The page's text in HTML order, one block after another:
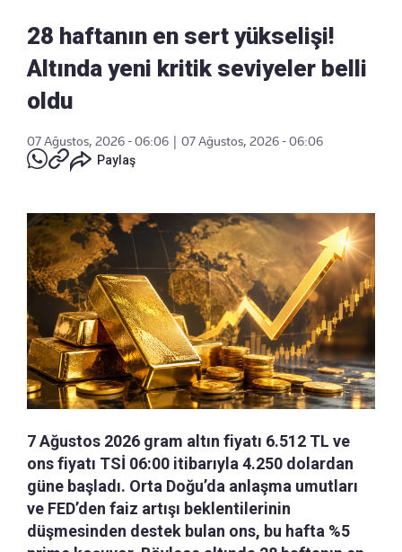
28 haftanın en sert yükselişi!
Altında yeni kritik seviyeler belli
oldu
07 Ağustos, 2026 - 06:06
07 Ağustos, 2026 - 06:06
Paylaş
7 Ağustos 2026 gram altın fiyatı 6.512 TL ve
ons fiyatı TSİ 06:00 itibarıyla 4.250 dolardan
güne başladı. Orta Doğu’da anlaşma umutları
ve FED’den faiz artışı beklentilerinin
düşmesinden destek bulan ons, bu hafta %5